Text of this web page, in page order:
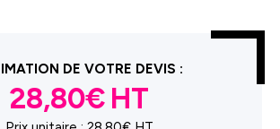
DE VOTRE DEVIS :
28,80€